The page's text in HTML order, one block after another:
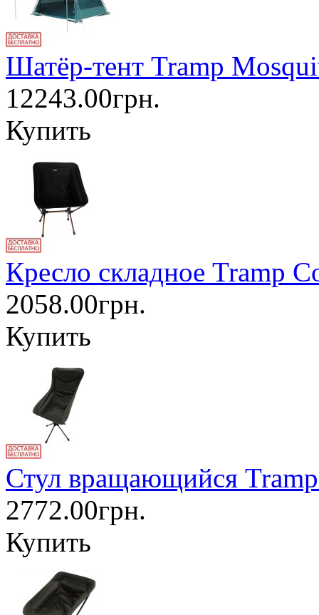
Шатёр-тент Tramp
12243.00грн.
Купить
Кресло складное Tramp
2058.00грн.
Купить
Стул вращающийся
2772.00грн.
Купить